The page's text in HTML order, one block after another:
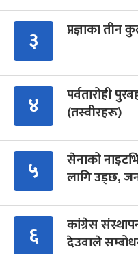
३ प्रज्ञाका
४
पर्वतारोही
(तस्वीरहरू)
५
सेनाको
लागि उड्छ,
६
कांग्रेस
देउवाले